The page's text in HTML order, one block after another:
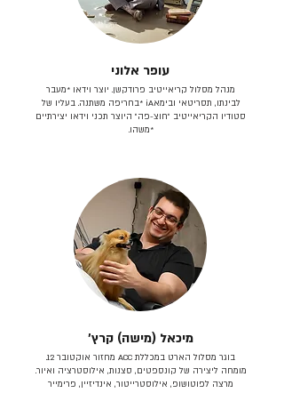
עופר אלוני
מנהל מסלול קריאייטיב פרודקשן. יוצר וידאו *מעבר
לבינתו, תסריטאי וב​ימאiA‎ *בחריפה משתנה. בעליו של
סטודיו הקריאייטיב ״חוצ-פה״ היוצר תכני וידאו יצירתיים
*משהו.
מיכאל (מישה) קרץ׳
בוגר מסלול הארט במכללת ACC מחזור אוקטובר 12.
מומחה ליצירה של קונספטים, סצנות, אילוסטרציה ואיור.
מרצה לפוטושופ, אילוסטרייטור, אינדיזיין, פרימייר